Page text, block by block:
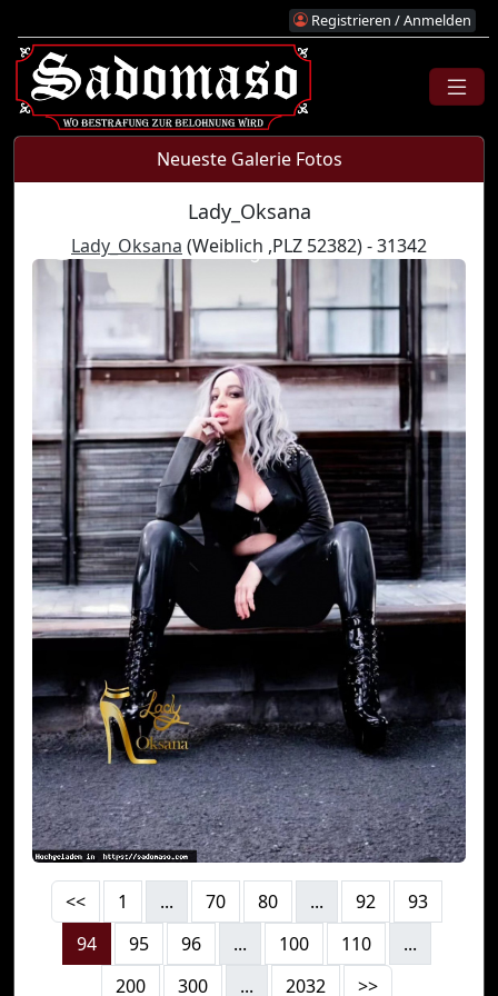
Registrieren / Anmelden
Neueste Galerie Fotos
Lady_Oksana
Lady_Oksana (Weiblich ,PLZ 52382) - 31342
<< 1 ... 70 80 ... 92
93
94
95 96 ... 100 110
...
200
300 ... 2032 >>